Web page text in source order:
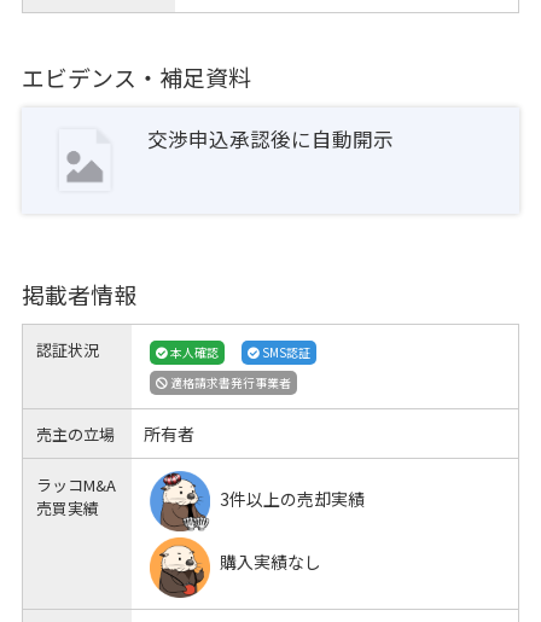
エビデンス・補足資料
交渉申込承認後に自動開示
掲載者情報
認証状況 本人確認
SMS認証
適格請求書発行事業者
売主の立場 所有者
ラッコM&A
売買実績
3件以上の売却実績
購入実績なし